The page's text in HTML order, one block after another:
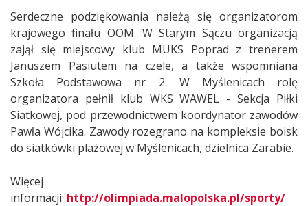
Serdeczne podziękowania należą się organizatorom
krajowego finału OOM. W Starym Sączu organizacją
zajął się miejscowy klub MUKS Poprad z trenerem
Januszem Pasiutem na czele, a także wspomniana
Szkoła Podstawowa nr 2. W Myślenicach rolę
organizatora pełnił klub WKS WAWEL - Sekcja Piłki
Siatkowej, pod przewodnictwem koordynator zawodów
Pawła Wójcika. Zawody rozegrano na kompleksie boisk
do siatkówki plażowej w Myślenicach, dzielnica Zarabie.
Więcej
informacji: http://olimpiada.malopolska.pl/sporty/